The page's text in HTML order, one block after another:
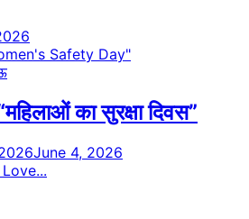
का सुरक्षा दिवस”
June 4, 2026